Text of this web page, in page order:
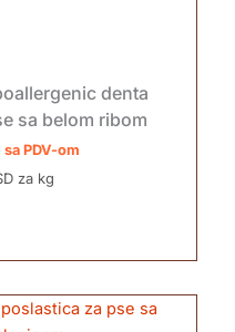
denta
sa belom ribom
sa PDV-om
za kg